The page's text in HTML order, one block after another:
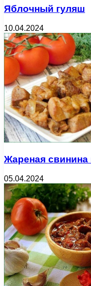
Яблочный гуляш
10.04.2024
Жареная свинина
05.04.2024